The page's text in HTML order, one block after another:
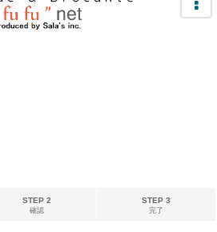
STEP 2
確認
STEP 3
完了